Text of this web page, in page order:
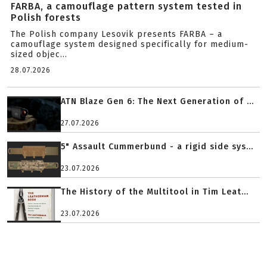
FARBA, a camouflage pattern system tested in
Polish forests
The Polish company Lesovik presents FARBA – a
camouflage system designed specifically for medium-
sized objec...
28.07.2026
ATN Blaze Gen 6: The Next Generation of ...
27.07.2026
5" Assault Cummerbund - a rigid side sys...
23.07.2026
The History of the Multitool in Tim Leat...
23.07.2026